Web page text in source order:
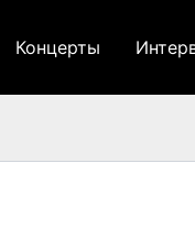
Концерты